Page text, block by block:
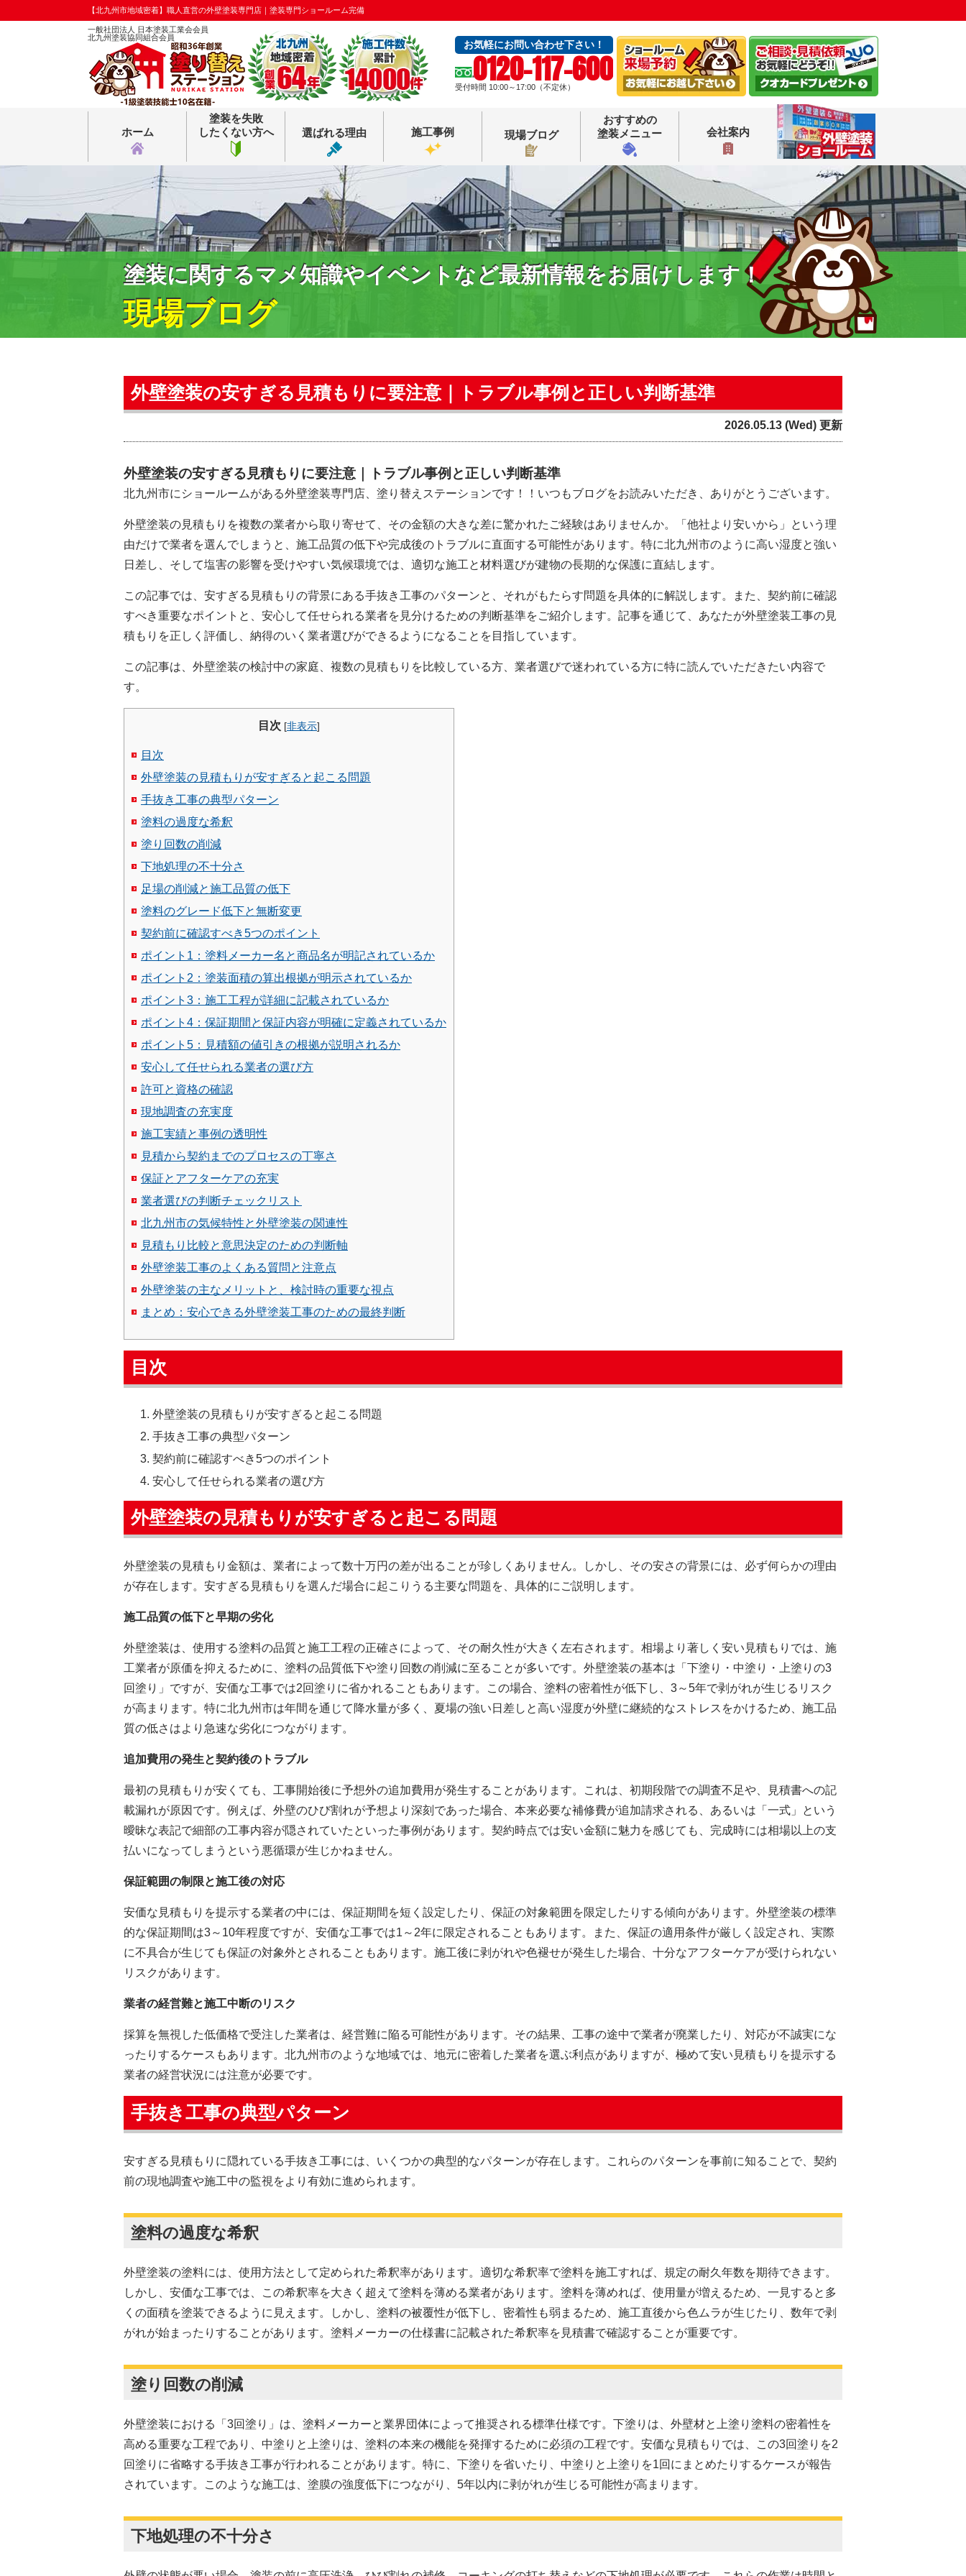
【北九州市地域密着】職人直営の外壁塗装専門店｜塗装専門ショールーム完備
一般社団法人 日本塗装工業会会員
北九州塗装協同組合会員
お気軽にお問い合わせ下さい！
0120-117-600
受付時間 10:00～17:00（不定休）
ホーム
塗装を失敗
したくない方へ
選ばれる理由 施工事例 現場ブログ
おすすめの
塗装メニュー
会社案内
塗装に関するマメ知識やイベントなど最新情報をお届けします！
現場ブログ
外壁塗装の安すぎる見積もりに要注意｜トラブル事例と正しい判断基準
2026.05.13 (Wed) 更新
外壁塗装の安すぎる見積もりに要注意｜トラブル事例と正しい判断基準
北九州市にショールームがある外壁塗装専門店、塗り替えステーションです！！いつもブログをお読みいただき、ありがとうございます。
外壁塗装の見積もりを複数の業者から取り寄せて、その金額の大きな差に驚かれたご経験はありませんか。「他社より安いから」という理
由だけで業者を選んでしまうと、施工品質の低下や完成後のトラブルに直面する可能性があります。特に北九州市のように高い湿度と強い
日差し、そして塩害の影響を受けやすい気候環境では、適切な施工と材料選びが建物の長期的な保護に直結します。
この記事では、安すぎる見積もりの背景にある手抜き工事のパターンと、それがもたらす問題を具体的に解説します。また、契約前に確認
すべき重要なポイントと、安心して任せられる業者を見分けるための判断基準をご紹介します。記事を通じて、あなたが外壁塗装工事の見
積もりを正しく評価し、納得のいく業者選びができるようになることを目指しています。
この記事は、外壁塗装の検討中の家庭、複数の見積もりを比較している方、業者選びで迷われている方に特に読んでいただきたい内容で
す。
目次 [非表示]
目次
外壁塗装の見積もりが安すぎると起こる問題
手抜き工事の典型パターン
塗料の過度な希釈
塗り回数の削減
下地処理の不十分さ
足場の削減と施工品質の低下
塗料のグレード低下と無断変更
契約前に確認すべき5つのポイント
ポイント1：塗料メーカー名と商品名が明記されているか
ポイント2：塗装面積の算出根拠が明示されているか
ポイント3：施工工程が詳細に記載されているか
ポイント4：保証期間と保証内容が明確に定義されているか
ポイント5：見積額の値引きの根拠が説明されるか
安心して任せられる業者の選び方
許可と資格の確認
現地調査の充実度
施工実績と事例の透明性
見積から契約までのプロセスの丁寧さ
保証とアフターケアの充実
業者選びの判断チェックリスト
北九州市の気候特性と外壁塗装の関連性
見積もり比較と意思決定のための判断軸
外壁塗装工事のよくある質問と注意点
外壁塗装の主なメリットと、検討時の重要な視点
まとめ：安心できる外壁塗装工事のための最終判断
目次
外壁塗装の見積もりが安すぎると起こる問題
手抜き工事の典型パターン
契約前に確認すべき5つのポイント
安心して任せられる業者の選び方
外壁塗装の見積もりが安すぎると起こる問題
外壁塗装の見積もり金額は、業者によって数十万円の差が出ることが珍しくありません。しかし、その安さの背景には、必ず何らかの理由
が存在します。安すぎる見積もりを選んだ場合に起こりうる主要な問題を、具体的にご説明します。
施工品質の低下と早期の劣化
外壁塗装は、使用する塗料の品質と施工工程の正確さによって、その耐久性が大きく左右されます。相場より著しく安い見積もりでは、施
工業者が原価を抑えるために、塗料の品質低下や塗り回数の削減に至ることが多いです。外壁塗装の基本は「下塗り・中塗り・上塗りの3
回塗り」ですが、安価な工事では2回塗りに省かれることもあります。この場合、塗料の密着性が低下し、3～5年で剥がれが生じるリスク
が高まります。特に北九州市は年間を通じて降水量が多く、夏場の強い日差しと高い湿度が外壁に継続的なストレスをかけるため、施工品
質の低さはより急速な劣化につながります。
追加費用の発生と契約後のトラブル
最初の見積もりが安くても、工事開始後に予想外の追加費用が発生することがあります。これは、初期段階での調査不足や、見積書への記
載漏れが原因です。例えば、外壁のひび割れが予想より深刻であった場合、本来必要な補修費が追加請求される、あるいは「一式」という
曖昧な表記で細部の工事内容が隠されていたといった事例があります。契約時点では安い金額に魅力を感じても、完成時には相場以上の支
払いになってしまうという悪循環が生じかねません。
保証範囲の制限と施工後の対応
安価な見積もりを提示する業者の中には、保証期間を短く設定したり、保証の対象範囲を限定したりする傾向があります。外壁塗装の標準
的な保証期間は3～10年程度ですが、安価な工事では1～2年に限定されることもあります。また、保証の適用条件が厳しく設定され、実際
に不具合が生じても保証の対象外とされることもあります。施工後に剥がれや色褪せが発生した場合、十分なアフターケアが受けられない
リスクがあります。
業者の経営難と施工中断のリスク
採算を無視した低価格で受注した業者は、経営難に陥る可能性があります。その結果、工事の途中で業者が廃業したり、対応が不誠実にな
ったりするケースもあります。北九州市のような地域では、地元に密着した業者を選ぶ利点がありますが、極めて安い見積もりを提示する
業者の経営状況には注意が必要です。
手抜き工事の典型パターン
安すぎる見積もりに隠れている手抜き工事には、いくつかの典型的なパターンが存在します。これらのパターンを事前に知ることで、契約
前の現地調査や施工中の監視をより有効に進められます。
塗料の過度な希釈
外壁塗装の塗料には、使用方法として定められた希釈率があります。適切な希釈率で塗料を施工すれば、規定の耐久年数を期待できます。
しかし、安価な工事では、この希釈率を大きく超えて塗料を薄める業者があります。塗料を薄めれば、使用量が増えるため、一見すると多
くの面積を塗装できるように見えます。しかし、塗料の被覆性が低下し、密着性も弱まるため、施工直後から色ムラが生じたり、数年で剥
がれが始まったりすることがあります。塗料メーカーの仕様書に記載された希釈率を見積書で確認することが重要です。
塗り回数の削減
外壁塗装における「3回塗り」は、塗料メーカーと業界団体によって推奨される標準仕様です。下塗りは、外壁材と上塗り塗料の密着性を
高める重要な工程であり、中塗りと上塗りは、塗料の本来の機能を発揮するために必須の工程です。安価な見積もりでは、この3回塗りを2
回塗りに省略する手抜き工事が行われることがあります。特に、下塗りを省いたり、中塗りと上塗りを1回にまとめたりするケースが報告
されています。このような施工は、塗膜の強度低下につながり、5年以内に剥がれが生じる可能性が高まります。
下地処理の不十分さ